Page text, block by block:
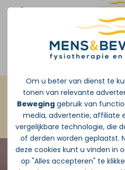
Om u beter van dienst te
tonen van relevante
Beweginggebruik van
media, advertentie, affiliate
vergelijkbare technologie, die
of derden worden geplaatst.
deze cookies kunt u vinden in
op "Alles accepteren" te
Afspraak maken
GRATIS
doorverwijzing van
JA ik wil vandaag Gratis